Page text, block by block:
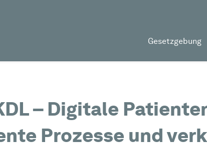
Gesetzgebung
– Digitale
Prozesse und